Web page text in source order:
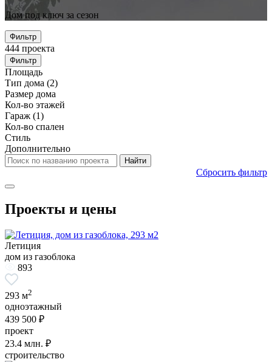
Дом под ключ за сезон
Фильтр
444 проекта
Фильтр
Площадь
Тип дома (2)
Размер дома
Кол-во этажей
Гараж (1)
Кол-во спален
Стиль
Дополнительно
Сбросить фильтр
Проекты и цены
Летиция
дом из газоблока
893
293 м2
одноэтажный
439 500 ₽
проект
23.4 млн. ₽
строительство